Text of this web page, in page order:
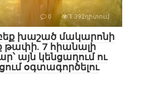
0 1 392դիտում
խաշած մակարոնի
թափի. 7 հիանալի
այն կենցաղում ու
օգտագործելու